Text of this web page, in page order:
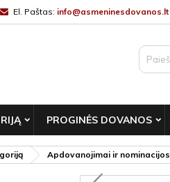
El. Paštas: info@asmeninesdovanos.lt
PROGINĖS DOVANOS
Apdovanojimai ir nominacijos